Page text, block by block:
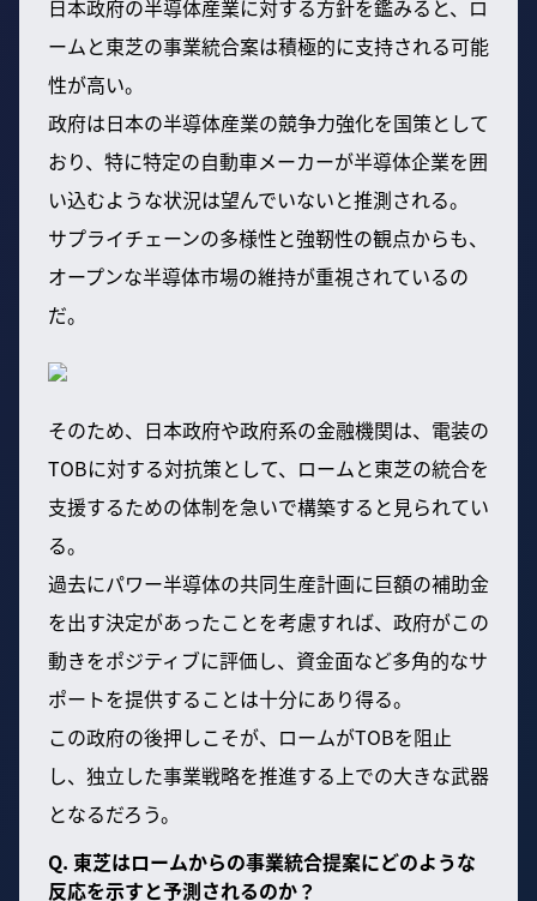
日本政府の半導体産業に対する方針を鑑みると、ロ
ームと東芝の事業統合案は積極的に支持される可能
性が高い。
政府は日本の半導体産業の競争力強化を国策として
おり、特に特定の自動車メーカーが半導体企業を囲
い込むような状況は望んでいないと推測される。
サプライチェーンの多様性と強靭性の観点からも、
オープンな半導体市場の維持が重視されているの
だ。
そのため、日本政府や政府系の金融機関は、電装の
TOBに対する対抗策として、ロームと東芝の統合を
支援するための体制を急いで構築すると見られてい
る。
過去にパワー半導体の共同生産計画に巨額の補助金
を出す決定があったことを考慮すれば、政府がこの
動きをポジティブに評価し、資金面など多角的なサ
ポートを提供することは十分にあり得る。
この政府の後押しこそが、ロームがTOBを阻止
し、独立した事業戦略を推進する上での大きな武器
となるだろう。
Q. 東芝はロームからの事業統合提案にどのような
反応を示すと予測されるのか？